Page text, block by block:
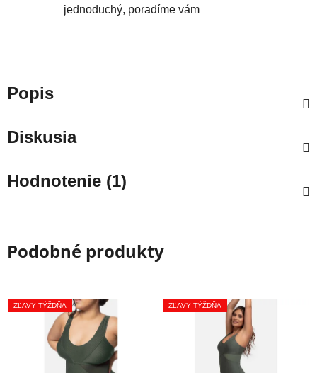
jednoduchý, poradíme vám
Popis
Diskusia
Hodnotenie (1)
Podobné produkty
ZĽAVY TÝŽDŇA ZĽAVY TÝŽDŇA